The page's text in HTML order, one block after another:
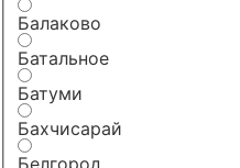
Балаково
Батальное
Батуми
Бахчисарай
Белгород